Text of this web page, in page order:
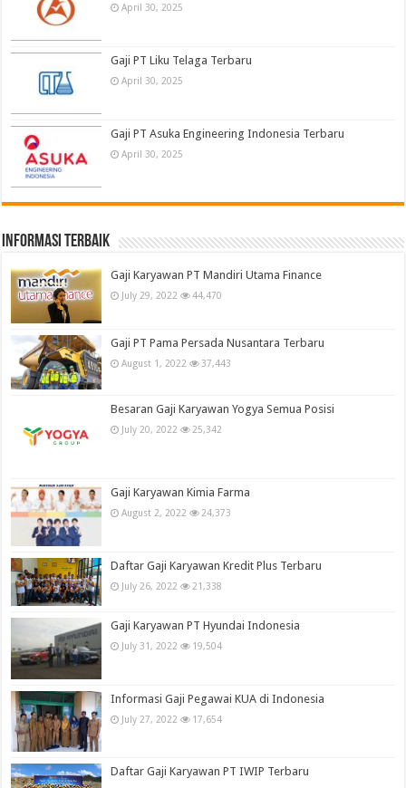
April 30, 2025
Gaji PT Liku Telaga Terbaru
April 30, 2025
Gaji PT Asuka Engineering Indonesia Terbaru
April 30, 2025
informasi terbaik
Gaji Karyawan PT Mandiri Utama Finance
July 29, 2022 44,470
Gaji PT Pama Persada Nusantara Terbaru
August 1, 2022 37,443
Besaran Gaji Karyawan Yogya Semua Posisi
July 20, 2022 25,342
Gaji Karyawan Kimia Farma
August 2, 2022 24,373
Daftar Gaji Karyawan Kredit Plus Terbaru
July 26, 2022 21,338
Gaji Karyawan PT Hyundai Indonesia
July 31, 2022 19,504
Informasi Gaji Pegawai KUA di Indonesia
July 27, 2022 17,654
Daftar Gaji Karyawan PT IWIP Terbaru